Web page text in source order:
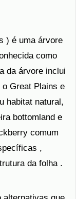
) é uma árvore
como
da árvore inclui
Great Plains e
habitat natural,
bottomland e
comum
,
da folha .